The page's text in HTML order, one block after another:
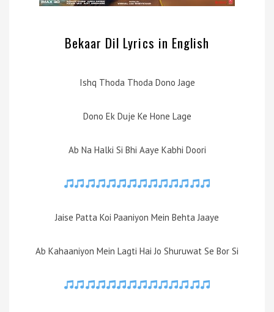
Bekaar Dil Lyrics in English
Ishq Thoda Thoda Dono Jage
Dono Ek Duje Ke Hone Lage
Ab Na Halki Si Bhi Aaye Kabhi Doori
Jaise Patta Koi Paaniyon Mein Behta Jaaye
Ab Kahaaniyon Mein Lagti Hai Jo Shuruwat Se Bor Si